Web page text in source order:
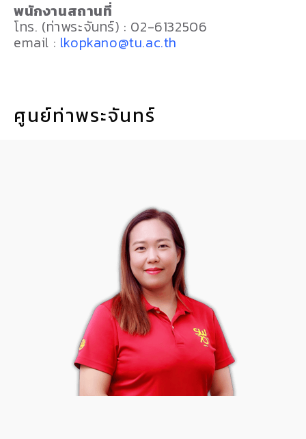
พนักงานสถานที่
โทร. (ท่าพระจันทร์) : 02-6132506
email : lkopkano@tu.ac.th
ศูนย์ท่าพระจันทร์